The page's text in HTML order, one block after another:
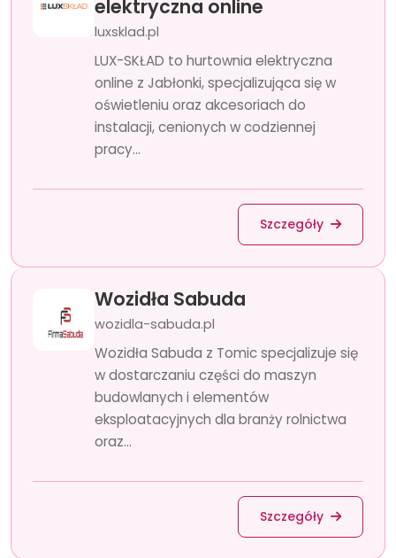
elektryczna online
luxsklad.pl
LUX-SKŁAD to hurtownia elektryczna
online z Jabłonki, specjalizująca się w
oświetleniu oraz akcesoriach do
instalacji, cenionych w codziennej
pracy...
Szczegóły
Wozidła Sabuda
wozidla-sabuda.pl
Wozidła Sabuda z Tomic specjalizuje się
w dostarczaniu części do maszyn
budowlanych i elementów
eksploatacyjnych dla branży rolnictwa
oraz...
Szczegóły